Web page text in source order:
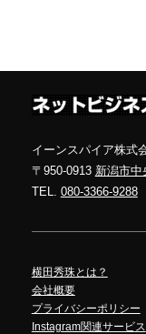
イーンスパイア株式
〒950-0913 新潟市中
TEL. 080-3366-9288
横田秀珠とは？
会社概要
プライバシーポリシー
Instagram関連サービス